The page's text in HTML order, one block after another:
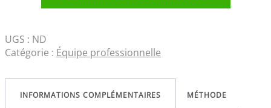
UGS : ND
Catégorie : Équipe professionnelle
INFORMATIONS COMPLÉMENTAIRES MÉTHODE